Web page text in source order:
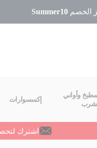
Summer10
وأواني
إكسسوارات
اشترك